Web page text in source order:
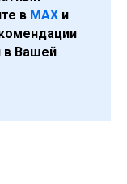
в МАХ и
в Вашей